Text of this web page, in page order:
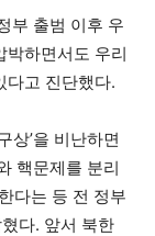
부 출범 이후 우
박하면서도 우리
다고 진단했다.
상’을 비난하면
핵문제를 분리
다는 등 전 정부
다. 앞서 북한